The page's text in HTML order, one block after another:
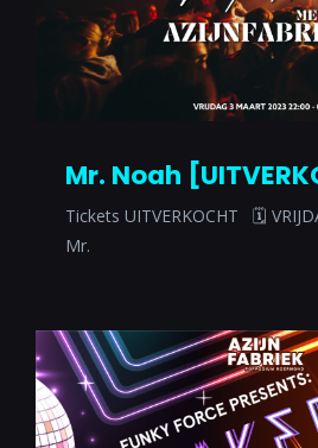
Mr. Noah
Tickets UITVERKOCHT 🗓
Mr.